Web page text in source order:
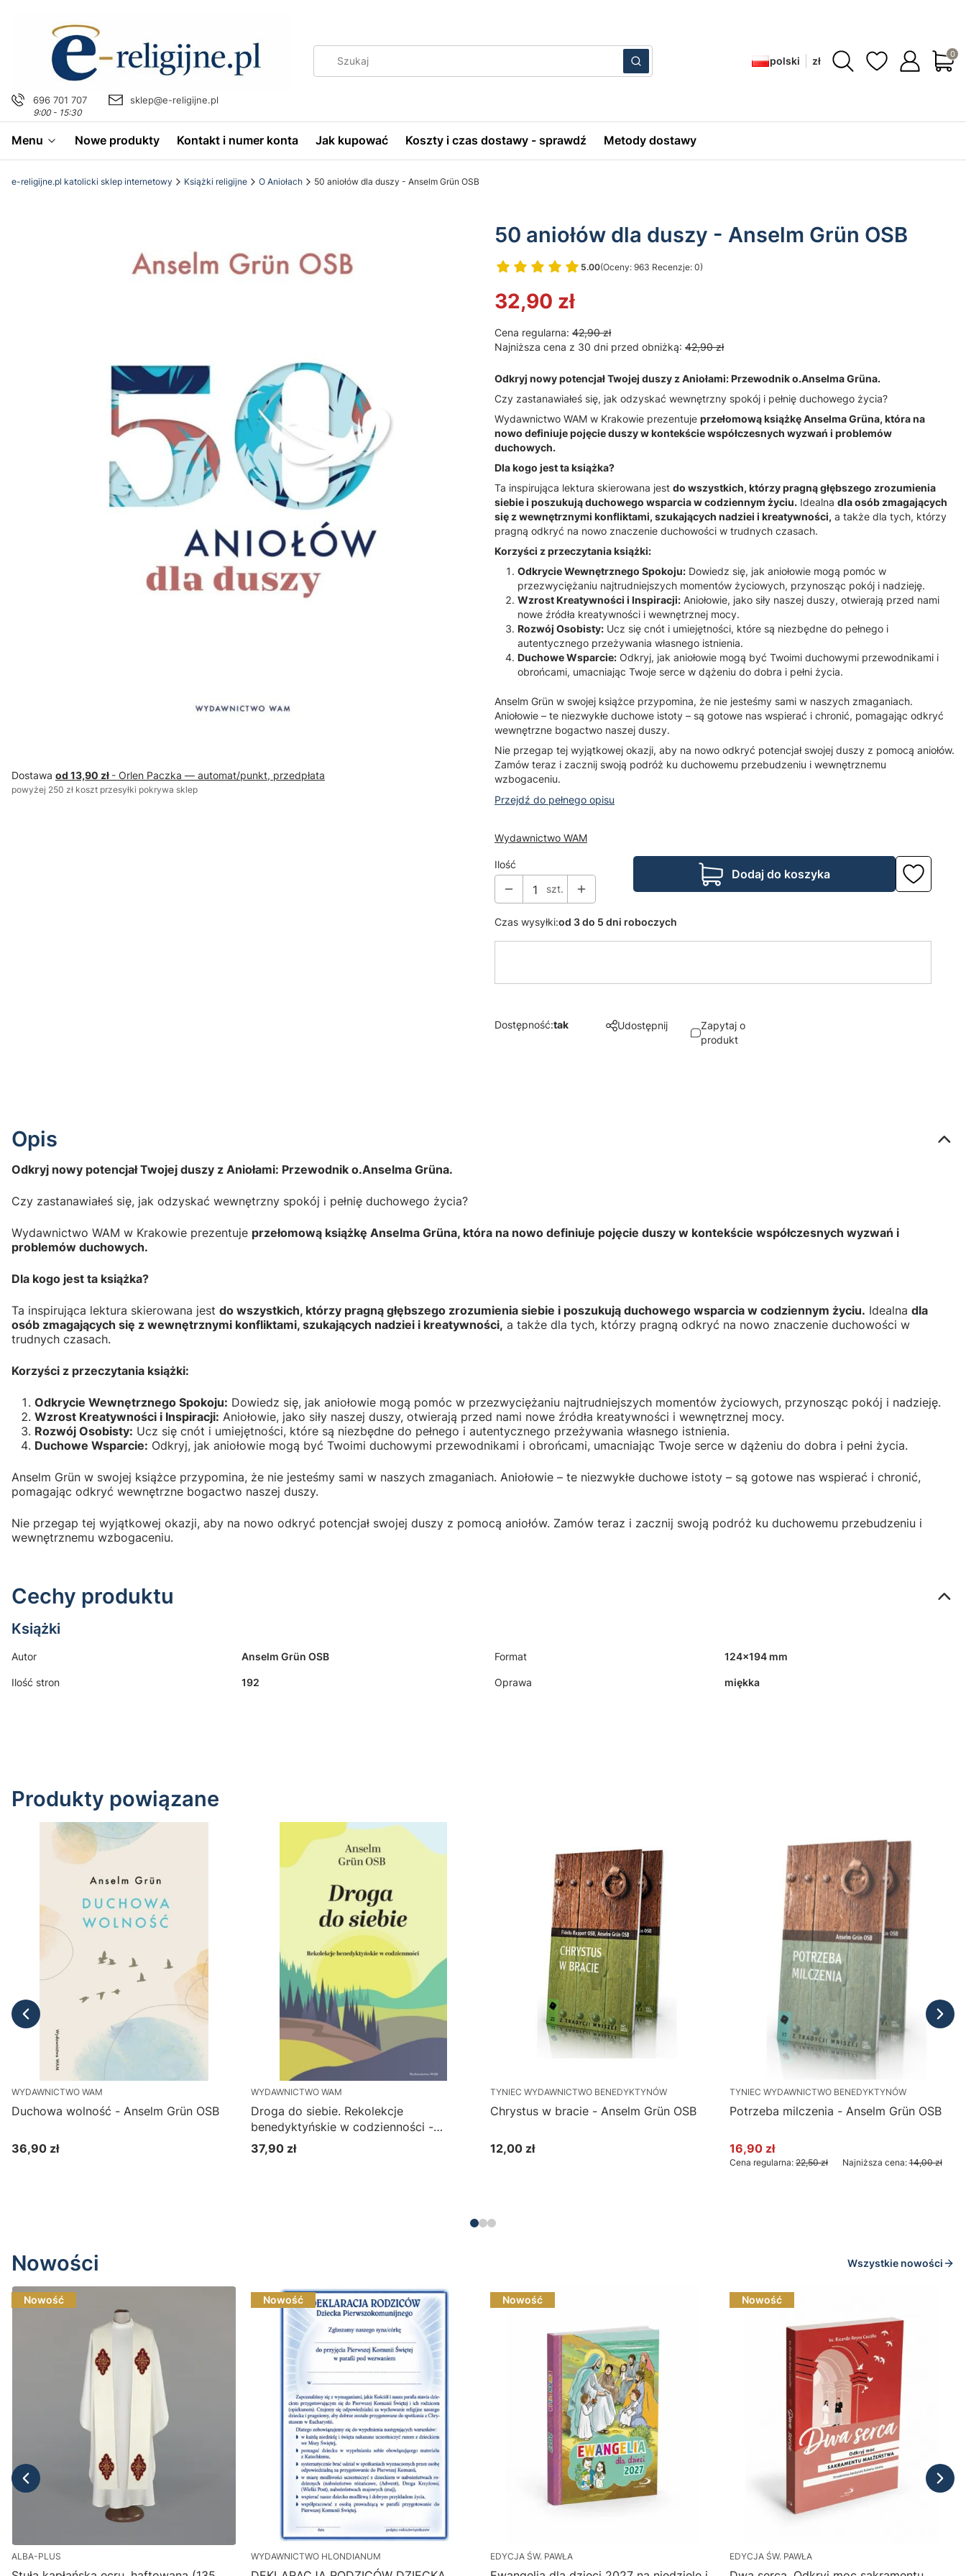
696 701 707
9:00 - 15:30
sklep@e-religijne.pl
WyczyśćSzukaj polski zł
Menu Nowe produkty Kontakt i numer konta Jak kupować Koszty i czas dostawy - sprawdź Metody dostawy
e-religijne.pl katolicki sklep internetowy Książki religijne O Aniołach 50 aniołów dla duszy - Anselm Grün OSB
Dostawa od 13,90 zł - Orlen Paczka — automat/punkt, przedpłata
powyżej 250 zł koszt przesyłki pokrywa sklep
50 aniołów dla duszy - Anselm Grün OSB
5.00(Oceny: 963 Recenzje: 0)
Przejdź do sekcji Opinie
32,90 zł
Cena regularna: 42,90 zł
Najniższa cena z 30 dni przed obniżką: 42,90 zł
Odkryj nowy potencjał Twojej duszy z Aniołami: Przewodnik o.Anselma Grüna.
Czy zastanawiałeś się, jak odzyskać wewnętrzny spokój i pełnię duchowego życia?
Wydawnictwo WAM w Krakowie prezentuje przełomową książkę Anselma Grüna, która na
nowo definiuje pojęcie duszy w kontekście współczesnych wyzwań i problemów
duchowych.
Dla kogo jest ta książka?
Ta inspirująca lektura skierowana jest do wszystkich, którzy pragną głębszego zrozumienia
siebie i poszukują duchowego wsparcia w codziennym życiu. Idealna dla osób zmagających
się z wewnętrznymi konfliktami, szukających nadziei i kreatywności, a także dla tych, którzy
pragną odkryć na nowo znaczenie duchowości w trudnych czasach.
Korzyści z przeczytania książki:
Odkrycie Wewnętrznego Spokoju: Dowiedz się, jak aniołowie mogą pomóc w
przezwyciężaniu najtrudniejszych momentów życiowych, przynosząc pokój i nadzieję.
Wzrost Kreatywności i Inspiracji: Aniołowie, jako siły naszej duszy, otwierają przed nami
nowe źródła kreatywności i wewnętrznej mocy.
Rozwój Osobisty: Ucz się cnót i umiejętności, które są niezbędne do pełnego i
autentycznego przeżywania własnego istnienia.
Duchowe Wsparcie: Odkryj, jak aniołowie mogą być Twoimi duchowymi przewodnikami i
obrońcami, umacniając Twoje serce w dążeniu do dobra i pełni życia.
Anselm Grün w swojej książce przypomina, że nie jesteśmy sami w naszych zmaganiach.
Aniołowie – te niezwykłe duchowe istoty – są gotowe nas wspierać i chronić, pomagając odkryć
wewnętrzne bogactwo naszej duszy.
Nie przegap tej wyjątkowej okazji, aby na nowo odkryć potencjał swojej duszy z pomocą aniołów.
Zamów teraz i zacznij swoją podróż ku duchowemu przebudzeniu i wewnętrznemu
wzbogaceniu.
Przejdź do pełnego opisu
Wydawnictwo WAM
Ilość
szt.
Dodaj do koszyka
Czas wysyłki:od 3 do 5 dni roboczych
Dostępność:tak Udostępnij
Zapytaj o
produkt
Opis
Odkryj nowy potencjał Twojej duszy z Aniołami: Przewodnik o.Anselma Grüna.
Czy zastanawiałeś się, jak odzyskać wewnętrzny spokój i pełnię duchowego życia?
Wydawnictwo WAM w Krakowie prezentuje przełomową książkę Anselma Grüna, która na nowo definiuje pojęcie duszy w kontekście współczesnych wyzwań i
problemów duchowych.
Dla kogo jest ta książka?
Ta inspirująca lektura skierowana jest do wszystkich, którzy pragną głębszego zrozumienia siebie i poszukują duchowego wsparcia w codziennym życiu. Idealna dla
osób zmagających się z wewnętrznymi konfliktami, szukających nadziei i kreatywności, a także dla tych, którzy pragną odkryć na nowo znaczenie duchowości w
trudnych czasach.
Korzyści z przeczytania książki:
Odkrycie Wewnętrznego Spokoju: Dowiedz się, jak aniołowie mogą pomóc w przezwyciężaniu najtrudniejszych momentów życiowych, przynosząc pokój i nadzieję.
Wzrost Kreatywności i Inspiracji: Aniołowie, jako siły naszej duszy, otwierają przed nami nowe źródła kreatywności i wewnętrznej mocy.
Rozwój Osobisty: Ucz się cnót i umiejętności, które są niezbędne do pełnego i autentycznego przeżywania własnego istnienia.
Duchowe Wsparcie: Odkryj, jak aniołowie mogą być Twoimi duchowymi przewodnikami i obrońcami, umacniając Twoje serce w dążeniu do dobra i pełni życia.
Anselm Grün w swojej książce przypomina, że nie jesteśmy sami w naszych zmaganiach. Aniołowie – te niezwykłe duchowe istoty – są gotowe nas wspierać i chronić,
pomagając odkryć wewnętrzne bogactwo naszej duszy.
Nie przegap tej wyjątkowej okazji, aby na nowo odkryć potencjał swojej duszy z pomocą aniołów. Zamów teraz i zacznij swoją podróż ku duchowemu przebudzeniu i
wewnętrznemu wzbogaceniu.
Cechy produktu
Książki
Autor Anselm Grün OSB Format 124x194 mm
Ilość stron 192 Oprawa miękka
Produkty powiązane
WYDAWNICTWO WAM
Duchowa wolność - Anselm Grün OSB
Cena
36,90 zł
WYDAWNICTWO WAM
Droga do siebie. Rekolekcje
benedyktyńskie w codzienności -
Anselm Grün OSB
Cena
37,90 zł
TYNIEC WYDAWNICTWO BENEDYKTYNÓW
Chrystus w bracie - Anselm Grün OSB
Cena
12,00 zł
TYNIEC WYDAWNICTWO BENEDYKTYNÓW
Potrzeba milczenia - Anselm Grün OSB
Cena promocyjna
16,90 zł
Cena regularna: 22,50 zł Najniższa cena: 14,00 zł
Nowości Wszystkie nowości
Nowość
ALBA-PLUS
Nowość
WYDAWNICTWO HLONDIANUM
Nowość
EDYCJA ŚW. PAWŁA
Nowość
EDYCJA ŚW. PAWŁA